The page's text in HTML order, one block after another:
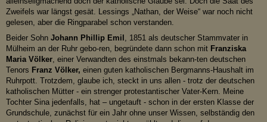
Zweifels war längst gesät. Lessings „Nathan, der Weise“ war noch nicht
gelesen, aber die Ringparabel schon verstanden.
Beider Sohn Johann Phillip Emil , 1851 als deutscher Stammvater in
Mülheim an der Ruhr gebo-ren, begründete dann schon mit Franziska
Maria Völker, einer Verwandten des einstmals bekann-ten deutschen
Tenors Franz Völker, einen guten katholischen Bergmanns-Haushalt im
Ruhrpott. Trotzdem, glaube ich, steckt in uns allen - trotz der deutschen
katholischen Mütter - ein strenger protestantischer Vater-Kern. Meine
Tochter Sina jedenfalls, hat – ungetauft - schon in der ersten Klasse der
Grundschule, zunächst für ein Jahr ohne unser Wissen, selbständig den